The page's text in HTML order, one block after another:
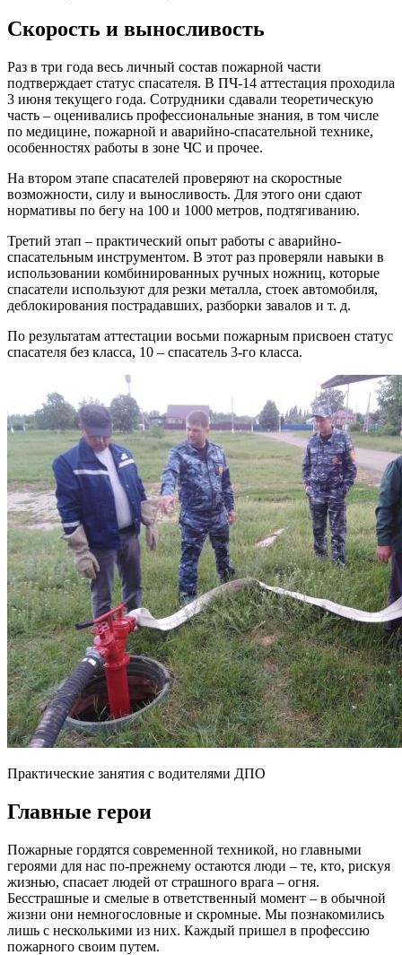
Скорость и выносливость
Раз в три года весь личный состав пожарной части
подтверждает статус спасателя. В ПЧ-14 аттестация проходила
3 июня текущего года. Сотрудники сдавали теоретическую
часть – оценивались профессиональные знания, в том числе
по медицине, пожарной и аварийно-спасательной технике,
особенностях работы в зоне ЧС и прочее.
На втором этапе спасателей проверяют на скоростные
возможности, силу и выносливость. Для этого они сдают
нормативы по бегу на 100 и 1000 метров, подтягиванию.
Третий этап – практический опыт работы с аварийно-
спасательным инструментом. В этот раз проверяли навыки в
использовании комбинированных ручных ножниц, которые
спасатели используют для резки металла, стоек автомобиля,
деблокирования пострадавших, разборки завалов и т. д.
По результатам аттестации восьми пожарным присвоен статус
спасателя без класса, 10 – спасатель 3-го класса.
Практические занятия с водителями ДПО
Главные герои
Пожарные гордятся современной техникой, но главными
героями для нас по-прежнему остаются люди – те, кто, рискуя
жизнью, спасает людей от страшного врага – огня.
Бесстрашные и смелые в ответственный момент – в обычной
жизни они немногословные и скромные. Мы познакомились
лишь с несколькими из них. Каждый пришел в профессию
пожарного своим путем.